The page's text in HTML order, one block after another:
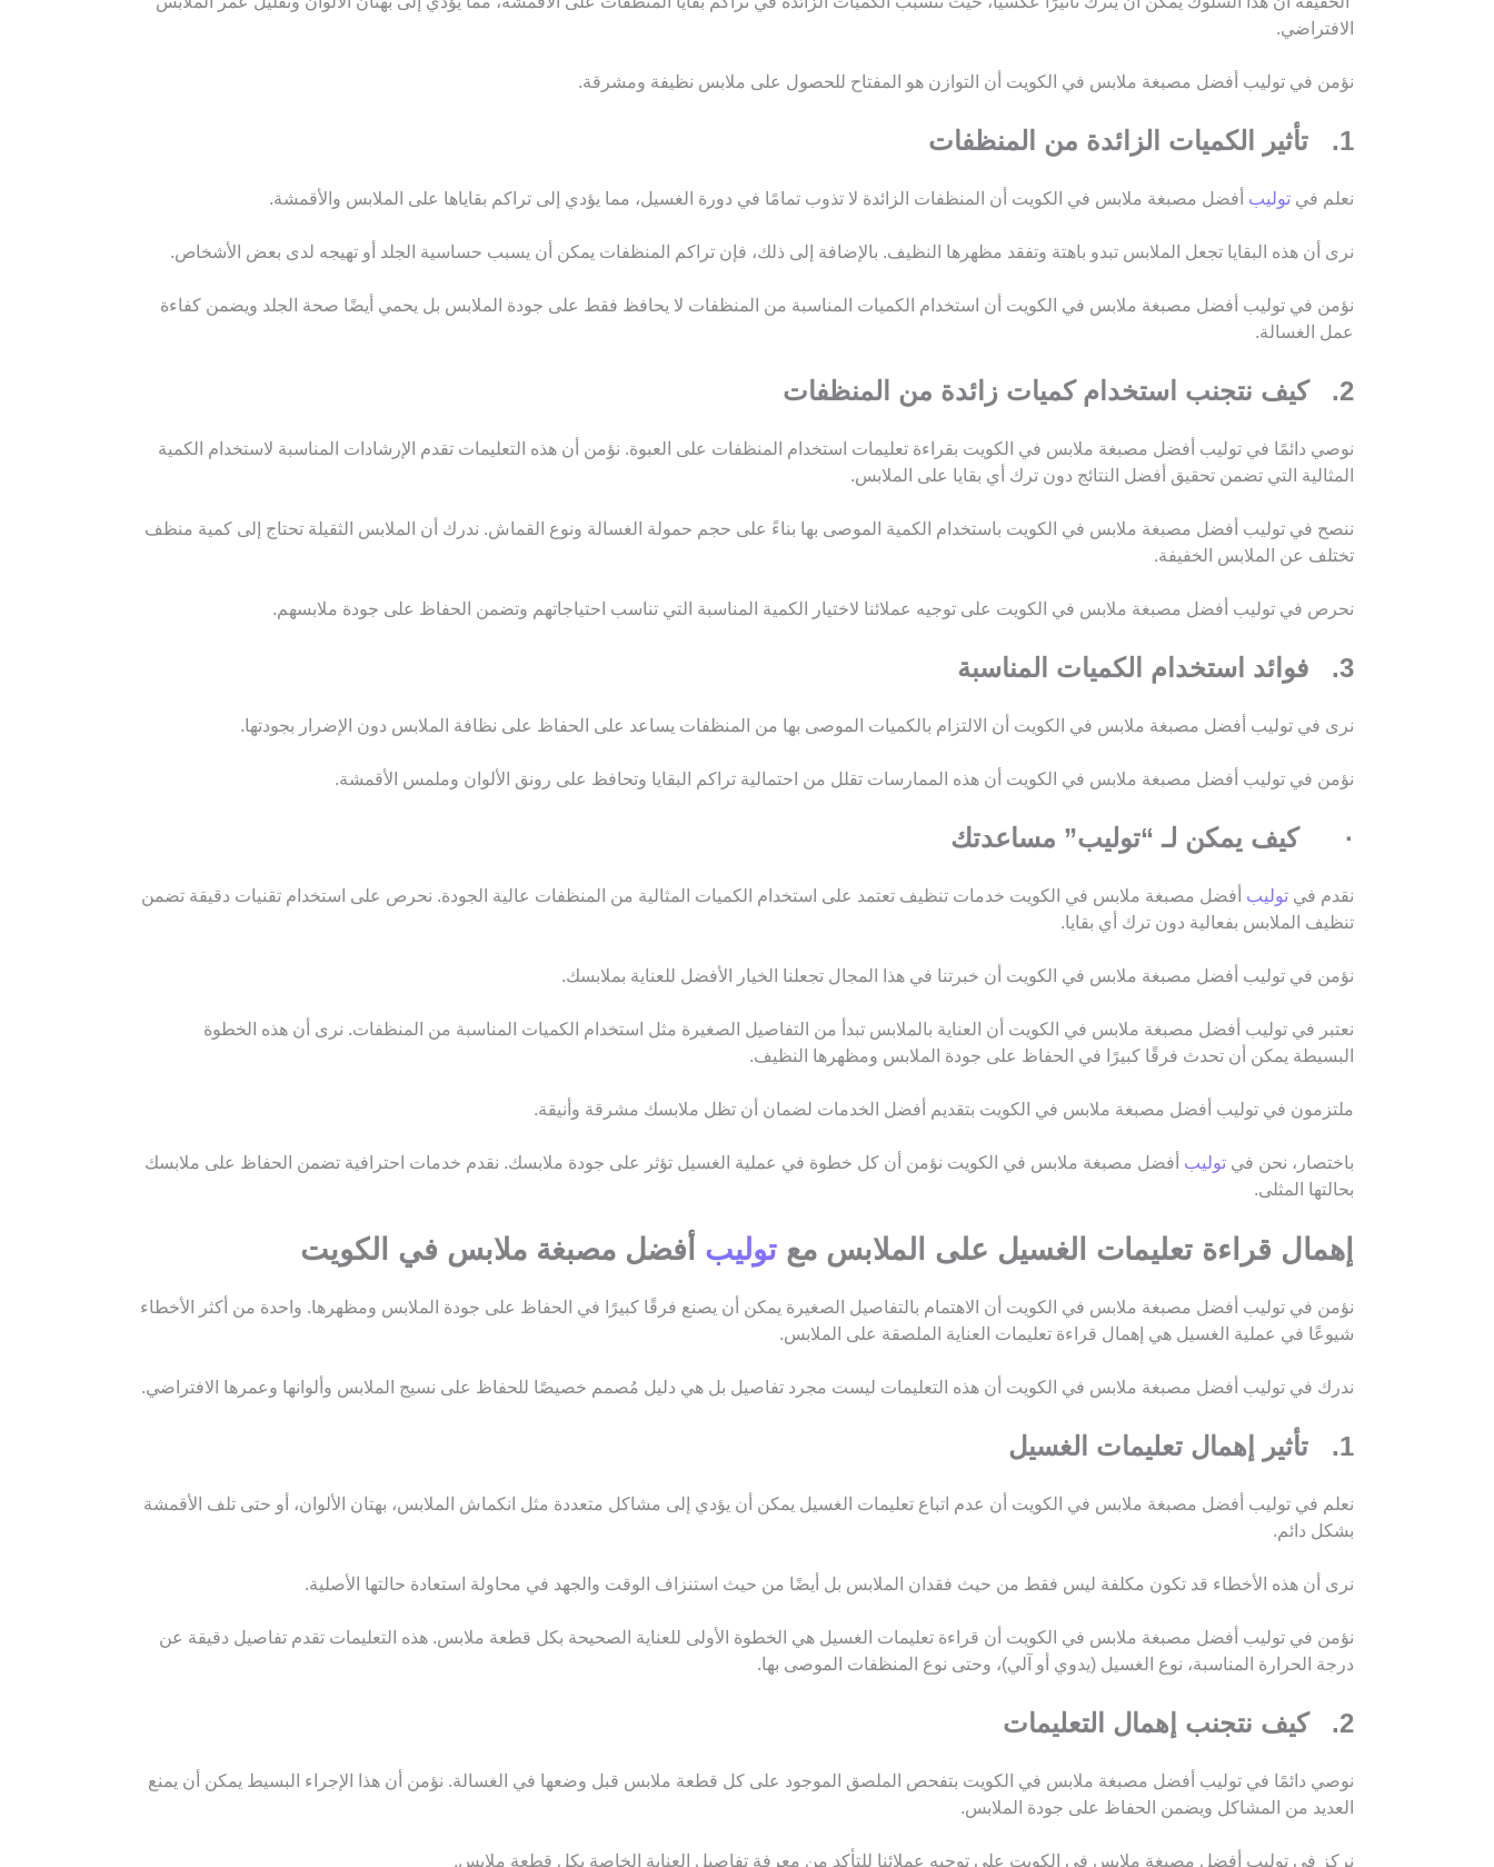
الافتراضي.
نؤمن في توليب أفضل مصبغة ملابس في الكويت أن التوازن هو المفتاح للحصول على ملابس نظيفة ومشرقة.
1. تأثير الكميات الزائدة من المنظفات
نعلم في توليب أفضل مصبغة ملابس في الكويت أن المنظفات الزائدة لا تذوب تمامًا في دورة الغسيل، مما يؤدي إلى تراكم بقاياها على الملابس والأقمشة.
نرى أن هذه البقايا تجعل الملابس تبدو باهتة وتفقد مظهرها النظيف. بالإضافة إلى ذلك، فإن تراكم المنظفات يمكن أن يسبب حساسية الجلد أو تهيجه لدى بعض الأشخاص.
نؤمن في توليب أفضل مصبغة ملابس في الكويت أن استخدام الكميات المناسبة من المنظفات لا يحافظ فقط على جودة الملابس بل يحمي أيضًا صحة الجلد ويضمن كفاءة
عمل الغسالة.
2. كيف نتجنب استخدام كميات زائدة من المنظفات
نوصي دائمًا في توليب أفضل مصبغة ملابس في الكويت بقراءة تعليمات استخدام المنظفات على العبوة. نؤمن أن هذه التعليمات تقدم الإرشادات المناسبة لاستخدام الكمية
المثالية التي تضمن تحقيق أفضل النتائج دون ترك أي بقايا على الملابس.
ننصح في توليب أفضل مصبغة ملابس في الكويت باستخدام الكمية الموصى بها بناءً على حجم حمولة الغسالة ونوع القماش. ندرك أن الملابس الثقيلة تحتاج إلى كمية منظف
تختلف عن الملابس الخفيفة.
نحرص في توليب أفضل مصبغة ملابس في الكويت على توجيه عملائنا لاختيار الكمية المناسبة التي تناسب احتياجاتهم وتضمن الحفاظ على جودة ملابسهم.
3. فوائد استخدام الكميات المناسبة
نرى في توليب أفضل مصبغة ملابس في الكويت أن الالتزام بالكميات الموصى بها من المنظفات يساعد على الحفاظ على نظافة الملابس دون الإضرار بجودتها.
نؤمن في توليب أفضل مصبغة ملابس في الكويت أن هذه الممارسات تقلل من احتمالية تراكم البقايا وتحافظ على رونق الألوان وملمس الأقمشة.
· كيف يمكن لـ “توليب” مساعدتك
نقدم في توليب أفضل مصبغة ملابس في الكويت خدمات تنظيف تعتمد على استخدام الكميات المثالية من المنظفات عالية الجودة. نحرص على استخدام تقنيات دقيقة تضمن
تنظيف الملابس بفعالية دون ترك أي بقايا.
نؤمن في توليب أفضل مصبغة ملابس في الكويت أن خبرتنا في هذا المجال تجعلنا الخيار الأفضل للعناية بملابسك.
نعتبر في توليب أفضل مصبغة ملابس في الكويت أن العناية بالملابس تبدأ من التفاصيل الصغيرة مثل استخدام الكميات المناسبة من المنظفات. نرى أن هذه الخطوة
البسيطة يمكن أن تحدث فرقًا كبيرًا في الحفاظ على جودة الملابس ومظهرها النظيف.
ملتزمون في توليب أفضل مصبغة ملابس في الكويت بتقديم أفضل الخدمات لضمان أن تظل ملابسك مشرقة وأنيقة.
باختصار، نحن في توليب أفضل مصبغة ملابس في الكويت نؤمن أن كل خطوة في عملية الغسيل تؤثر على جودة ملابسك. نقدم خدمات احترافية تضمن الحفاظ على ملابسك
بحالتها المثلى.
إهمال قراءة تعليمات الغسيل على الملابس مع توليب أفضل مصبغة ملابس في الكويت
نؤمن في توليب أفضل مصبغة ملابس في الكويت أن الاهتمام بالتفاصيل الصغيرة يمكن أن يصنع فرقًا كبيرًا في الحفاظ على جودة الملابس ومظهرها. واحدة من أكثر الأخطاء
شيوعًا في عملية الغسيل هي إهمال قراءة تعليمات العناية الملصقة على الملابس.
ندرك في توليب أفضل مصبغة ملابس في الكويت أن هذه التعليمات ليست مجرد تفاصيل بل هي دليل مُصمم خصيصًا للحفاظ على نسيج الملابس وألوانها وعمرها الافتراضي.
1. تأثير إهمال تعليمات الغسيل
نعلم في توليب أفضل مصبغة ملابس في الكويت أن عدم اتباع تعليمات الغسيل يمكن أن يؤدي إلى مشاكل متعددة مثل انكماش الملابس، بهتان الألوان، أو حتى تلف الأقمشة
بشكل دائم.
نرى أن هذه الأخطاء قد تكون مكلفة ليس فقط من حيث فقدان الملابس بل أيضًا من حيث استنزاف الوقت والجهد في محاولة استعادة حالتها الأصلية.
نؤمن في توليب أفضل مصبغة ملابس في الكويت أن قراءة تعليمات الغسيل هي الخطوة الأولى للعناية الصحيحة بكل قطعة ملابس. هذه التعليمات تقدم تفاصيل دقيقة عن
درجة الحرارة المناسبة، نوع الغسيل (يدوي أو آلي)، وحتى نوع المنظفات الموصى بها.
2. كيف نتجنب إهمال التعليمات
نوصي دائمًا في توليب أفضل مصبغة ملابس في الكويت بتفحص الملصق الموجود على كل قطعة ملابس قبل وضعها في الغسالة. نؤمن أن هذا الإجراء البسيط يمكن أن يمنع
العديد من المشاكل ويضمن الحفاظ على جودة الملابس.
نركز في توليب أفضل مصبغة ملابس في الكويت على توجيه عملائنا للتأكد من معرفة تفاصيل العناية الخاصة بكل قطعة ملابس.